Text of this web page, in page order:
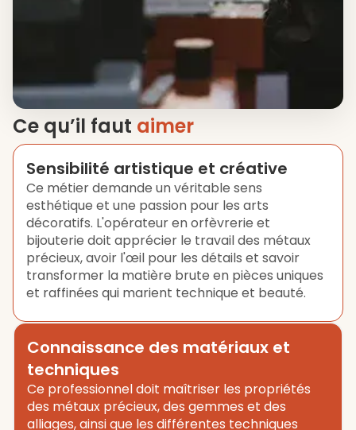
Ce qu’il faut aimer
Sensibilité artistique et créative
Ce métier demande un véritable sens
esthétique et une passion pour les arts
décoratifs. L'opérateur en orfèvrerie et
bijouterie doit apprécier le travail des métaux
précieux, avoir l'œil pour les détails et savoir
transformer la matière brute en pièces uniques
et raffinées qui marient technique et beauté.
Connaissance des matériaux et
techniques
Ce professionnel doit maîtriser les propriétés
des métaux précieux, des gemmes et des
alliages, ainsi que les différentes techniques